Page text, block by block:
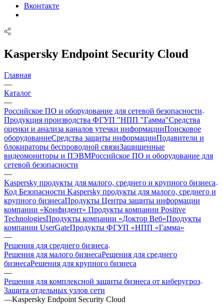
Вконтакте
Kaspersky Endpoint Security Cloud
Главная
—
Каталог
—
Российское ПО и оборудование для сетевой безопасности
Продукция производства ФГУП "НПП "Гамма"Средства
оценки и анализа каналов утечки информацииПоисковое
оборудованиеСредства защиты информацииПодавители и
блокираторы беспроводной связиЗащищенные
видеомониторы и ПЭВМРоссийское ПО и оборудование для
сетевой безопасности
—
Kaspersky продукты для малого, среднего и крупного бизнеса
Код Безопасности Kaspersky продукты для малого, среднего и
крупного бизнесаПродукты Центра защиты информации
компании «Конфидент» Продукты компании Positive
TechnologiesПродукты компании «Доктор Веб»Продукты
компании UserGateПродукты ФГУП «НПП «Гамма»
—
Решения для среднего бизнеса
Решения для малого бизнесаРешения для среднего
бизнесаРешения для крупного бизнеса
—
Решения для комплексной защиты бизнеса от киберугроз
Защита отдельных узлов сети
—Kaspersky Endpoint Security Cloud